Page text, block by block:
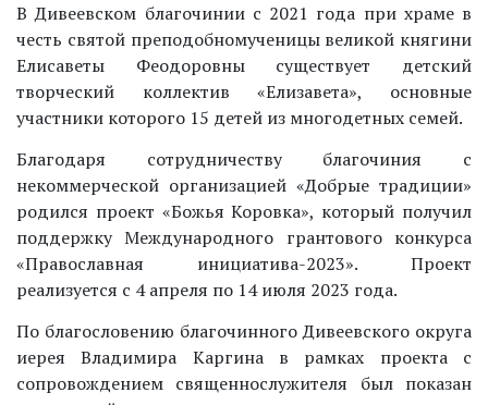
В Дивеевском благочинии с 2021 года при храме в
честь святой преподобномученицы великой княгини
Елисаветы Феодоровны существует детский
творческий коллектив «Елизавета», основные
участники которого 15 детей из многодетных семей.
Благодаря сотрудничеству благочиния с
некоммерческой организацией «Добрые традиции»
родился проект «Божья Коровка», который получил
поддержку Международного грантового конкурса
«Православная инициатива-2023». Проект
реализуется с 4 апреля по 14 июля 2023 года.
По благословению благочинного Дивеевского округа
иерея Владимира Каргина в рамках проекта с
сопровождением священнослужителя был показан